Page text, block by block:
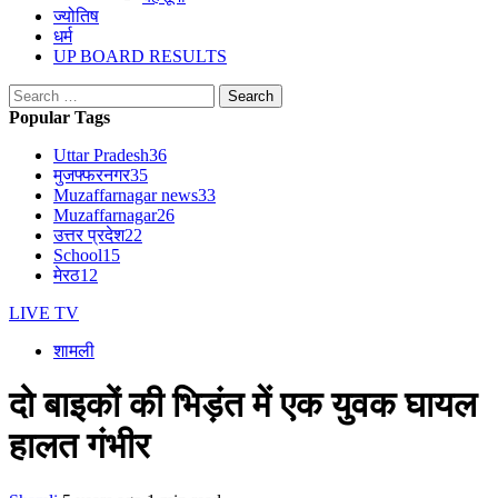
ज्योतिष
धर्म
UP BOARD RESULTS
Search
for:
Popular Tags
Uttar Pradesh36
मुजफ्फरनगर35
Muzaffarnagar news33
Muzaffarnagar26
उत्तर प्रदेश22
School15
मेरठ12
LIVE TV
शामली
दो बाइकों की भिड़ंत में एक युवक घायल
हालत गंभीर